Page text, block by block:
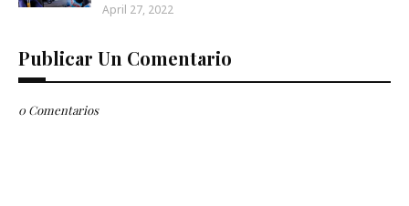
April 27, 2022
Publicar Un Comentario
0 Comentarios